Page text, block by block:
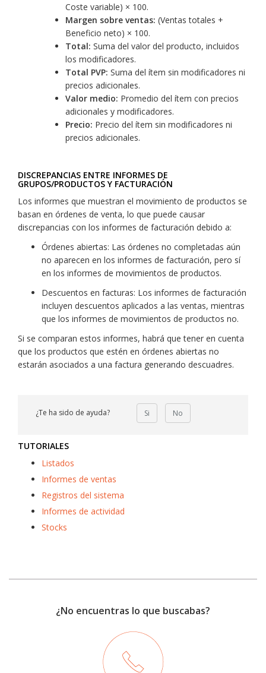
Coste variable) × 100.
Margen sobre ventas: (Ventas totales +
Beneficio neto) × 100.
Total: Suma del valor del producto, incluidos
los modificadores.
Total PVP: Suma del ítem sin modificadores ni
precios adicionales.
Valor medio: Promedio del ítem con precios
adicionales y modificadores.
Precio: Precio del ítem sin modificadores ni
precios adicionales.
DISCREPANCIAS ENTRE INFORMES DE
GRUPOS/PRODUCTOS Y FACTURACIÓN
Los informes que muestran el movimiento de productos se
basan en órdenes de venta, lo que puede causar
discrepancias con los informes de facturación debido a:
Órdenes abiertas: Las órdenes no completadas aún
no aparecen en los informes de facturación, pero sí
en los informes de movimientos de productos.
Descuentos en facturas: Los informes de facturación
incluyen descuentos aplicados a las ventas, mientras
que los informes de movimientos de productos no.
Si se comparan estos informes, habrá que tener en cuenta
que los productos que estén en órdenes abiertas no
estarán asociados a una factura generando descuadres.
¿Te ha sido de ayuda? Si No
TUTORIALES
Listados
Informes de ventas
Registros del sistema
Informes de actividad
Stocks
¿No encuentras lo que buscabas?